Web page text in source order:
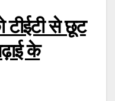
से छूट
के